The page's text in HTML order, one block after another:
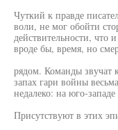
Чуткий к правде
воли, не мог обойти
действительности, что
вроде бы, время, но
рядом. Команды звучат
запах гари войны
недалеко: на юго-западе
Присутствуют в этих